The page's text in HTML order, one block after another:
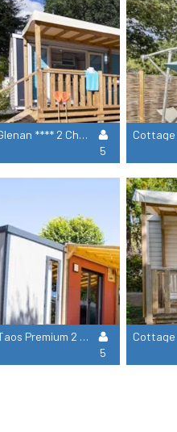
Cottage Glenan **** 2 Chambres
5
Cottage Taos Premium 2 Chambres 2 Salles De Bain
5